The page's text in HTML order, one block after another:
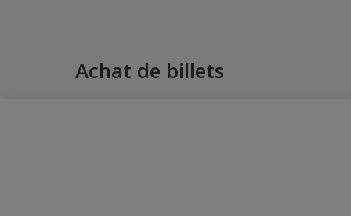
Achat de billets